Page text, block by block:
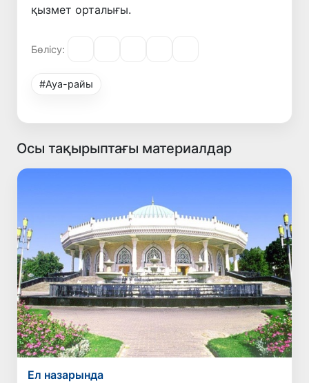
қызмет орталығы.
Бөлісу:
#Ауа-райы
Осы тақырыптағы материалдар
Ел назарында